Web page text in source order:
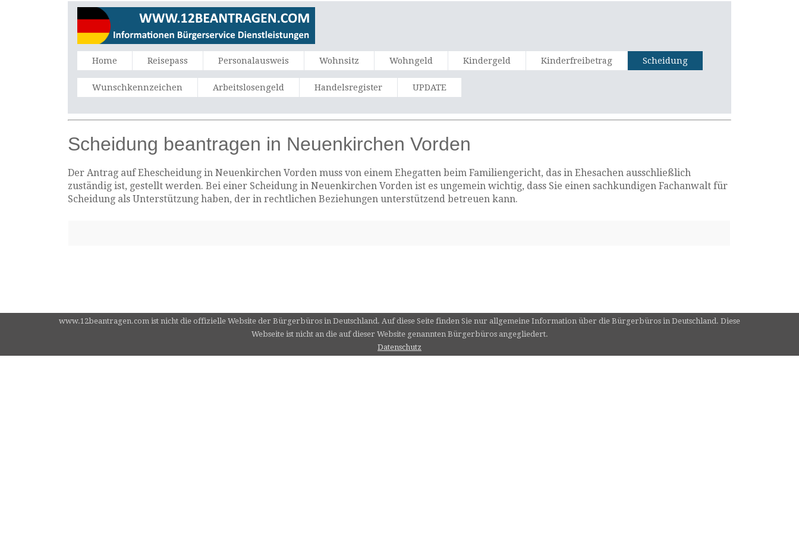
Home Reisepass Personalausweis Wohnsitz Wohngeld Kindergeld Kinderfreibetrag Scheidung
Wunschkennzeichen Arbeitslosengeld Handelsregister UPDATE
Scheidung beantragen in Neuenkirchen Vorden
Der Antrag auf Ehescheidung in Neuenkirchen Vorden muss von einem Ehegatten beim Familiengericht, das in Ehesachen ausschließlich
zuständig ist, gestellt werden. Bei einer Scheidung in Neuenkirchen Vorden ist es ungemein wichtig, dass Sie einen sachkundigen Fachanwalt für
Scheidung als Unterstützung haben, der in rechtlichen Beziehungen unterstützend betreuen kann.
www.12beantragen.com ist nicht die offizielle Website der Bürgerbüros in Deutschland. Auf diese Seite finden Sie nur allgemeine Information über die Bürgerbüros in Deutschland. Diese
Webseite ist nicht an die auf dieser Website genannten Bürgerbüros angegliedert.
Datenschutz